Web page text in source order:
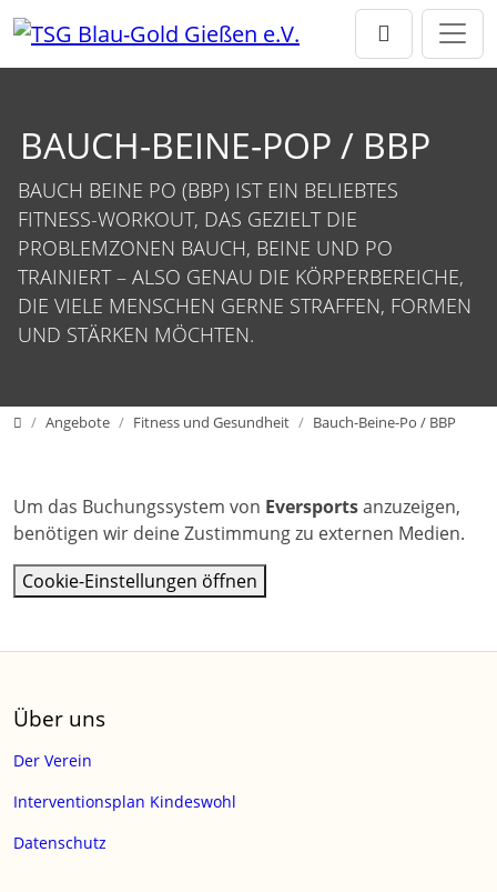
Direkt zur Hauptnavigation springen
Direkt zum Inhalt springen
BAUCH-BEINE-POP / BBP
BAUCH BEINE PO (BBP) IST EIN BELIEBTES
FITNESS-WORKOUT, DAS GEZIELT DIE
PROBLEMZONEN BAUCH, BEINE UND PO
TRAINIERT – ALSO GENAU DIE KÖRPERBEREICHE,
DIE VIELE MENSCHEN GERNE STRAFFEN, FORMEN
UND STÄRKEN MÖCHTEN.
HomeAngebote Fitness und Gesundheit Bauch-Beine-Po / BBP
Um das Buchungssystem von Eversportsanzuzeigen,
benötigen wir deine Zustimmung zu externen Medien.
Cookie-Einstellungen öffnen
Über uns
Der Verein
Interventionsplan Kindeswohl
Datenschutz